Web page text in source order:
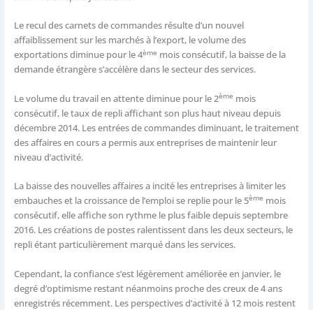
Le recul des carnets de commandes résulte d’un nouvel
affaiblissement sur les marchés à l’export, le volume des
exportations diminue pour le 4ème mois consécutif, la baisse de la
demande étrangère s’accélère dans le secteur des services.
Le volume du travail en attente diminue pour le 2ème mois
consécutif, le taux de repli affichant son plus haut niveau depuis
décembre 2014. Les entrées de commandes diminuant, le traitement
des affaires en cours a permis aux entreprises de maintenir leur
niveau d’activité.
La baisse des nouvelles affaires a incité les entreprises à limiter les
embauches et la croissance de l’emploi se replie pour le 5ème mois
consécutif, elle affiche son rythme le plus faible depuis septembre
2016. Les créations de postes ralentissent dans les deux secteurs, le
repli étant particulièrement marqué dans les services.
Cependant, la confiance s’est légèrement améliorée en janvier, le
degré d’optimisme restant néanmoins proche des creux de 4 ans
enregistrés récemment. Les perspectives d’activité à 12 mois restent